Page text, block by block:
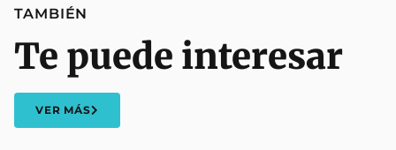
TAMBIÉN
Te puede interesar
VER MÁS